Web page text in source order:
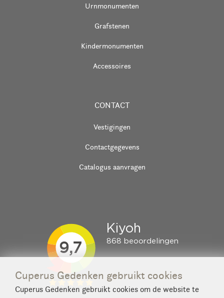
Urnmonumenten
Grafstenen
Kindermonumenten
Accessoires
CONTACT
Vestigingen
Contactgegevens
Catalogus aanvragen
Cuperus Gedenken gebruikt cookies
Cuperus Gedenken gebruikt cookies om de website te